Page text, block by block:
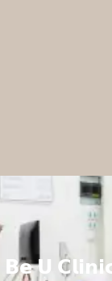
มียมจากเกาห
ได้แก่ หางตา
𝗕𝗲 𝗨